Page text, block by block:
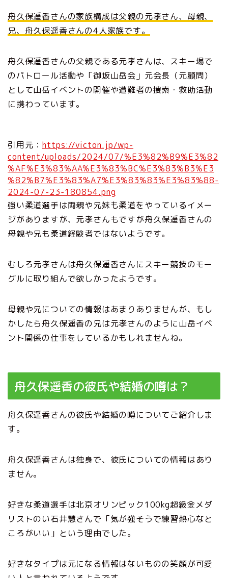
舟久保遥香さんの家族構成は父親の元孝さん、母親、
兄、舟久保遥香さんの4人家族です。
舟久保遥香さんの父親である元孝さんは、スキー場で
のパトロール活動や「御坂山岳会」元会長（元顧問）
として山岳イベントの開催や遭難者の捜索・救助活動
に携わっています。
引用元： https://victon.jp/wp-
content/uploads/2024/07/%E3%82%B9%E3%82
%AF%E3%83%AA%E3%83%BC%E3%83%B3%E3
%82%B7%E3%83%A7%E3%83%83%E3%83%88-
2024-07-23-180854.png
強い柔道選手は両親や兄妹も柔道をやっているイメー
ジがありますが、元孝さんもですが舟久保遥香さんの
母親や兄も柔道経験者ではないようです。
むしろ元孝さんは舟久保遥香さんにスキー競技のモー
グルに取り組んで欲しかったようです。
母親や兄についての情報はあまりありませんが、もし
かしたら舟久保遥香の兄は元孝さんのように山岳イベ
ント関係の仕事をしているかもしれませんね。
舟久保遥香の彼氏や結婚の噂は？
舟久保遥香さんの彼氏や結婚の噂についてご紹介しま
す。
舟久保遥香さんは独身で、彼氏についての情報はあり
ません。
好きな柔道選手は北京オリンピック100kg超級金メダ
リストのい石井慧さんで「気が強そうで練習熱心なと
ころがいい」という理由でした。
好きなタイプは元になる情報はないものの笑顔が可愛